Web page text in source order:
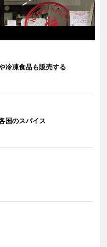
冷凍食品も販売する
国のスパイス